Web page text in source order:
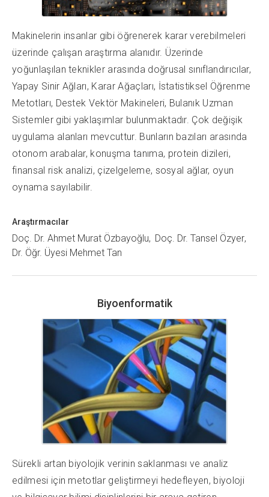
Makinelerin insanlar gibi öğrenerek karar verebilmeleri
üzerinde çalışan araştırma alanıdır. Üzerinde
yoğunlaşılan teknikler arasında doğrusal sınıflandırıcılar,
Yapay Sinir Ağları, Karar Ağaçları, İstatistiksel Öğrenme
Metotları, Destek Vektör Makineleri, Bulanık Uzman
Sistemler gibi yaklaşımlar bulunmaktadır. Çok değişik
uygulama alanları mevcuttur. Bunların bazıları arasında
otonom arabalar, konuşma tanıma, protein dizileri,
finansal risk analizi, çizelgeleme, sosyal ağlar, oyun
oynama sayılabilir.
Araştırmacılar
Doç. Dr. Ahmet Murat Özbayoğlu
Doç. Dr. Tansel Özyer
Dr. Öğr. Üyesi Mehmet Tan
Biyoenformatik
Sürekli artan biyolojik verinin saklanması ve analiz
edilmesi için metotlar geliştirmeyi hedefleyen, biyoloji